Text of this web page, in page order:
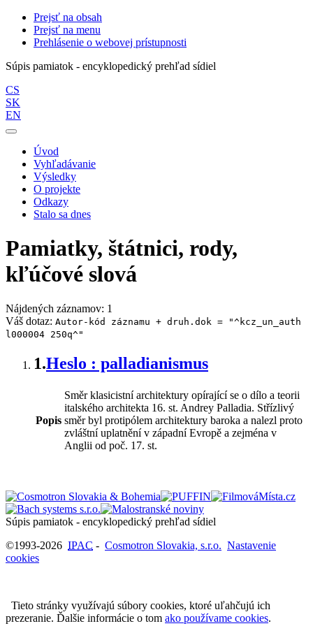
Prejsť na obsah
Prejsť na menu
Prehlásenie o webovej prístupnosti
Súpis pamiatok - encyklopedický prehľad sídiel
CS
SK
EN
Úvod
Vyhľadávanie
Výsledky
O projekte
Odkazy
Stalo sa dnes
Pamiatky, štátnici, rody,
kľúčové slová
Nájdených záznamov: 1
Váš dotaz: Autor-kód záznamu + druh.dok = "^kcz_un_auth
l000004 250q^"
1.Heslo : palladianismus
Popis
Směr klasicistní architektury opírající se o dílo a teorii
italského architekta 16. st. Andrey Palladia. Střízlivý
směr byl protipólem architektury baroka a nalezl proto
zvláštní uplatnění v západní Evropě a zejména v
Anglii od poč. 17. st.
Súpis pamiatok - encyklopedický prehľad sídiel
©1993-2026 IPAC - Cosmotron Slovakia, s.r.o. Nastavenie
cookies
Tieto stránky využívajú súbory cookies, ktoré uľahčujú ich
prezeranie. Ďalšie informácie o tom ako používame cookies.